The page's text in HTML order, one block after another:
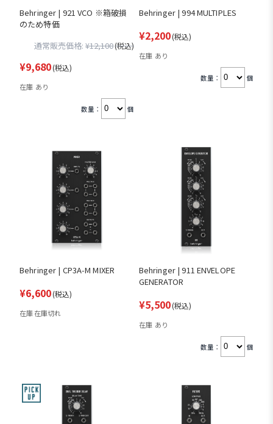
Behringer | 921 VCO ※箱破損
のため特価
通常販売価格: ¥12,100(税込)
¥9,680(税込)
在庫 あり
数量： 個
Behringer | 994 MULTIPLES
¥2,200(税込)
在庫 あり
数量： 個
Behringer | CP3A-M MIXER
¥6,600(税込)
在庫 在庫切れ
Behringer | 911 ENVELOPE
GENERATOR
¥5,500(税込)
在庫 あり
数量： 個